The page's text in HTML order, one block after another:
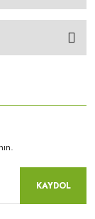
KAYDOL